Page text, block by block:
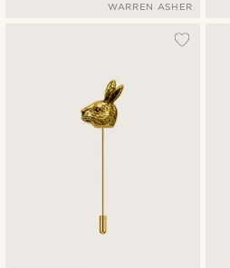
WARREN ASHER